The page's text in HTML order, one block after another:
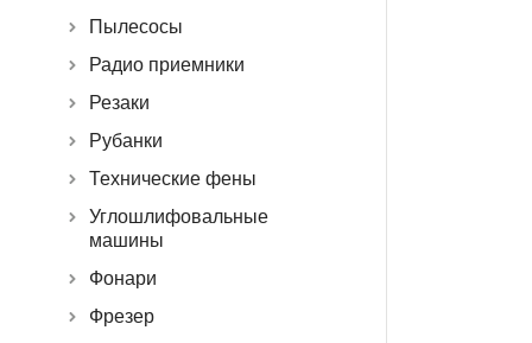
Пылесосы
Радио приемники
Резаки
Рубанки
Технические фены
Углошлифовальные
машины
Фонари
Фрезер